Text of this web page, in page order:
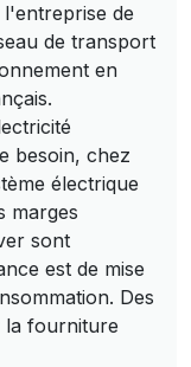
l'entreprise de
de transport
en
besoin, chez
électrique
marges
sont
est de mise
Des
la fourniture